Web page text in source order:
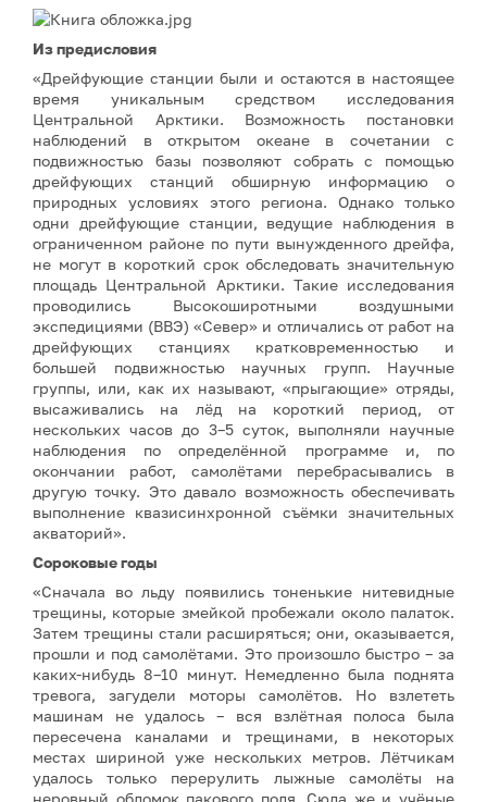
Из предисловия
«Дрейфующие станции были и остаются в настоящее
время уникальным средством исследования
Центральной Арктики. Возможность постановки
наблюдений в открытом океане в сочетании с
подвижностью базы позволяют собрать с помощью
дрейфующих станций обширную информацию о
природных условиях этого региона. Однако только
одни дрейфующие станции, ведущие наблюдения в
ограниченном районе по пути вынужденного дрейфа,
не могут в короткий срок обследовать значительную
площадь Центральной Арктики. Такие исследования
проводились Высокоширотными воздушными
экспедициями (ВВЭ) «Север» и отличались от работ на
дрейфующих станциях кратковременностью и
большей подвижностью научных групп. Научные
группы, или, как их называют, «прыгающие» отряды,
высаживались на лёд на короткий период, от
нескольких часов до 3–5 суток, выполняли научные
наблюдения по определённой программе и, по
окончании работ, самолётами перебрасывались в
другую точку. Это давало возможность обеспечивать
выполнение квазисинхронной съёмки значительных
акваторий».
Сороковые годы
«Сначала во льду появились тоненькие нитевидные
трещины, которые змейкой пробежали около палаток.
Затем трещины стали расширяться; они, оказывается,
прошли и под самолётами. Это произошло быстро – за
каких-нибудь 8–10 минут. Немедленно была поднята
тревога, загудели моторы самолётов. Но взлететь
машинам не удалось – вся взлётная полоса была
пересечена каналами и трещинами, в некоторых
местах шириной уже нескольких метров. Лётчикам
удалось только перерулить лыжные самолёты на
неровный обломок пакового поля. Сюда же и учёные